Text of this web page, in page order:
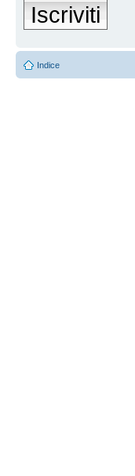
Iscriviti
Indice